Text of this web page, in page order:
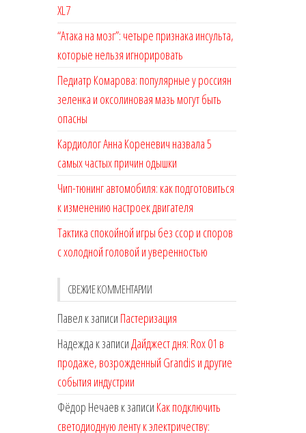
XL7
“Атака на мозг”: четыре признака инсульта,
которые нельзя игнорировать
Педиатр Комарова: популярные у россиян
зеленка и оксолиновая мазь могут быть
опасны
Кардиолог Анна Кореневич назвала 5
самых частых причин одышки
Чип-тюнинг автомобиля: как подготовиться
к изменению настроек двигателя
Тактика спокойной игры без ссор и споров
с холодной головой и уверенностью
СВЕЖИЕ КОММЕНТАРИИ
Павел к записи Пастеризация
Надежда к записиДайджест дня: Rox 01 в
продаже, возрожденный Grandis и другие
события индустрии
Фёдор Нечаев к записи Как подключить
светодиодную ленту к электричеству: